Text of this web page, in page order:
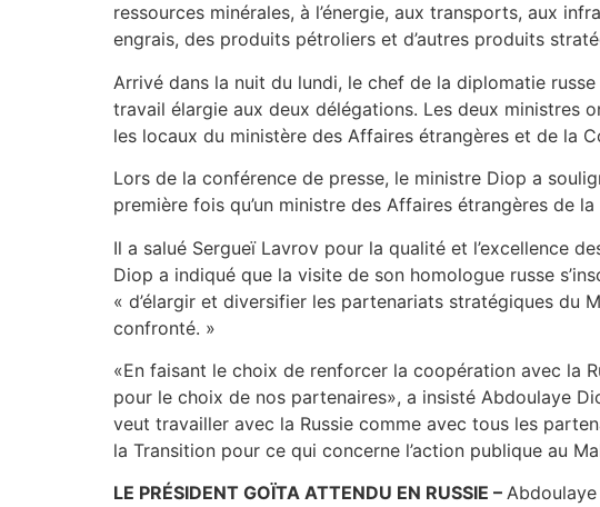
ressources minérales, à l’énergie, aux transports, aux
engrais, des produits pétroliers et d’autres produits
Arrivé dans la nuit du lundi, le chef de la diplomatie
travail élargie aux deux délégations. Les deux ministres
les locaux du ministère des Affaires étrangères et de la
Lors de la conférence de presse, le ministre Diop a
première fois qu’un ministre des Affaires étrangères de
Il a salué Sergueï Lavrov pour la qualité et l’excellence
Diop a indiqué que la visite de son homologue russe
« d’élargir et diversifier les partenariats stratégiques du
confronté. »
«En faisant le choix de renforcer la coopération avec la
pour le choix de nos partenaires», a insisté Abdoulaye
veut travailler avec la Russie comme avec tous les
la Transition pour ce qui concerne l’action publique au
LE PRÉSIDENT GOÏTA ATTENDU EN RUSSIE –